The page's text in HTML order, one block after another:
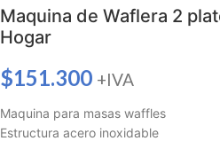
Maquina de Waflera 2
Hogar
$151.300 +IVA
Maquina para masas waffles
Estructura acero inoxidable